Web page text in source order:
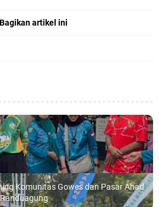
Bagikan artikel ini
Komunitas Gowes dan Pasar Ahad